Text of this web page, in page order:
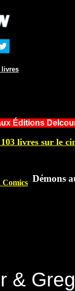
livres
Éditions
livres sur le
Démons
&